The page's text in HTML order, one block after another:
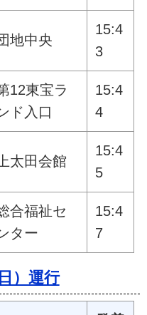
地中央
15:4
3
12東宝ラ
ド入口
15:4
4
上太田会館
15:4
5
合福祉セ
ター
15:4
7
）運行